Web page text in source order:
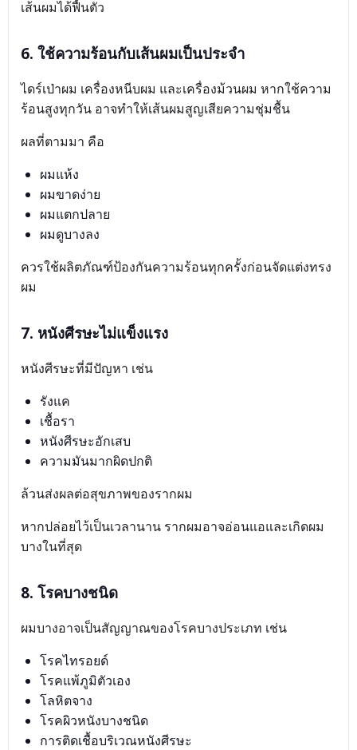
เส้นผมได้ฟื้นตัว
6. ใช้ความร้อนกับเส้นผมเป็นประจำ
ไดร์เป่าผม เครื่องหนีบผม และเครื่องม้วนผม หากใช้ความ
ร้อนสูงทุกวัน อาจทำให้เส้นผมสูญเสียความชุ่มชื้น
ผลที่ตามมา คือ
ผมแห้ง
ผมขาดง่าย
ผมแตกปลาย
ผมดูบางลง
ควรใช้ผลิตภัณฑ์ป้องกันความร้อนทุกครั้งก่อนจัดแต่งทรง
ผม
7. หนังศีรษะไม่แข็งแรง
หนังศีรษะที่มีปัญหา เช่น
รังแค
เชื้อรา
หนังศีรษะอักเสบ
ความมันมากผิดปกติ
ล้วนส่งผลต่อสุขภาพของรากผม
หากปล่อยไว้เป็นเวลานาน รากผมอาจอ่อนแอและเกิดผม
บางในที่สุด
8. โรคบางชนิด
ผมบางอาจเป็นสัญญาณของโรคบางประเภท เช่น
โรคไทรอยด์
โรคแพ้ภูมิตัวเอง
โลหิตจาง
โรคผิวหนังบางชนิด
การติดเชื้อบริเวณหนังศีรษะ